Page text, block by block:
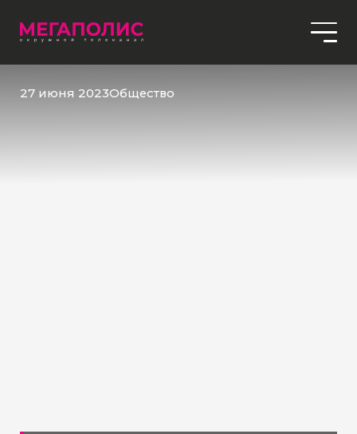
27 июня 2023Общество